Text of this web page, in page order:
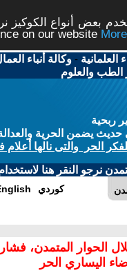
بعض أنواع الكوكيز
on our website
العلمانية -وكالة أنباء
الطب والعلوم
ربحية
يضمن الحرية والعدالة
الحر والتى نالها أعلام
نرجو النقر هنا
كوردي
الحوار المتمدن،
اليساري الحر